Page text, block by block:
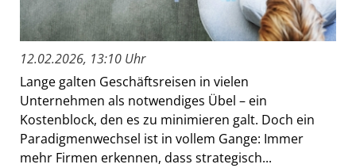
12.02.2026, 13:10 Uhr
Lange galten Geschäftsreisen in vielen
Unternehmen als notwendiges Übel – ein
Kostenblock, den es zu minimieren galt. Doch ein
Paradigmenwechsel ist in vollem Gange: Immer
mehr Firmen erkennen, dass strategisch...